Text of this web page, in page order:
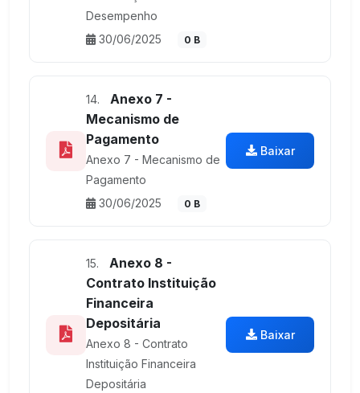
Desempenho
30/06/2025
0 B
14.
Anexo 7 -
Mecanismo de
Pagamento
Anexo 7 - Mecanismo de
Pagamento
30/06/2025
0 B
Baixar
15.
Anexo 8 -
Contrato Instituição
Financeira
Depositária
Anexo 8 - Contrato
Instituição Financeira
Depositária
Baixar